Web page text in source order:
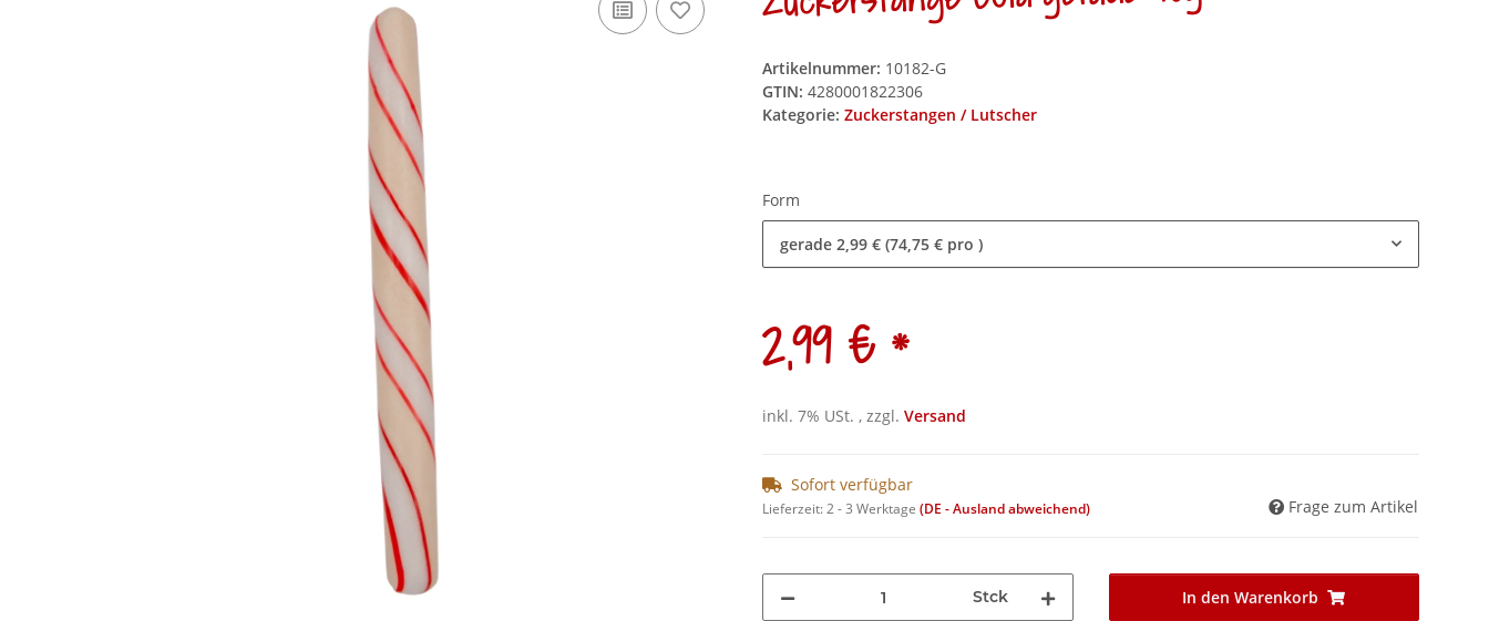
Artikelnummer: 10182-G
GTIN: 4280001822306
Kategorie: Zuckerstangen / Lutscher
Form
gerade 2,99 € (74,75 € pro )
2,99 €*
inkl. 7% USt. , zzgl. Versand
Sofort verfügbar
Lieferzeit:2 - 3 Werktage (DE - Ausland abweichend) Frage zum Artikel
Stck In den Warenkorb